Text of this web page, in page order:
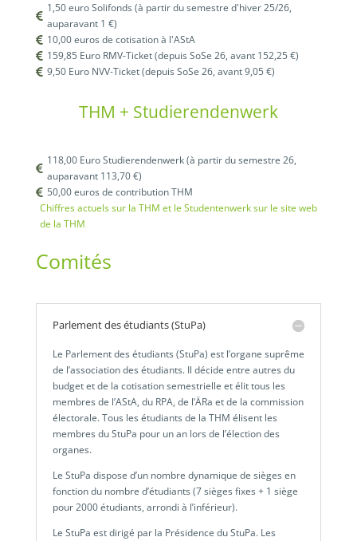

1,50 euro Solifonds (à partir du semestre d'hiver 25/26,
auparavant 1 €)
 10,00 euros de cotisation à l'AStA
 159,85 Euro RMV-Ticket (depuis SoSe 26, avant 152,25 €)
 9,50 Euro NVV-Ticket (depuis SoSe 26, avant 9,05 €)
THM + Studierendenwerk

118,00 Euro Studierendenwerk (à partir du semestre 26,
auparavant 113,70 €)
 50,00 euros de contribution THM
Chiffres actuels sur la THM et le Studentenwerk sur le site web
de la THM
Comités
Parlement des étudiants (StuPa)
Le Parlement des étudiants (StuPa) est l’organe suprême
de l’association des étudiants. Il décide entre autres du
budget et de la cotisation semestrielle et élit tous les
membres de l’AStA, du RPA, de l’ÄRa et de la commission
électorale. Tous les étudiants de la THM élisent les
membres du StuPa pour un an lors de l’élection des
organes.
Le StuPa dispose d’un nombre dynamique de sièges en
fonction du nombre d’étudiants (7 sièges fixes + 1 siège
pour 2000 étudiants, arrondi à l’inférieur).
Le StuPa est dirigé par la Présidence du StuPa. Les